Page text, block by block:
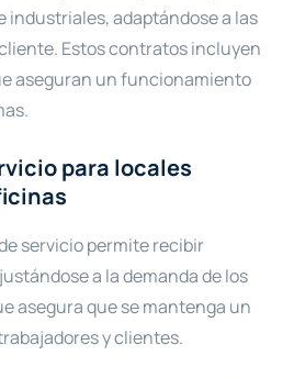
industriales, adaptándose a las
Estos contratos incluyen
aseguran un funcionamiento
para locales
servicio permite recibir
a la demanda de los
asegura que se mantenga un
y clientes.